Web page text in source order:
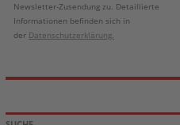
Newsletter-Zusendung zu. Detaillierte
Informationen befinden sich in
der Datenschutzerklärung.